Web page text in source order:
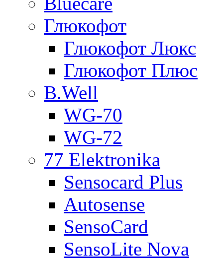
Глюкофот
Глюкофот Люкс
Глюкофот Плюс
B.Well
WG-70
WG-72
77 Elektronika
Sensocard Plus
Autosense
SensoCard
SensoLite Nova